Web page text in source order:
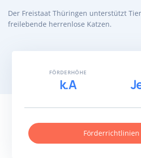
Der Freistaat Thüringen unterstützt
freilebende herrenlose Katzen.
FÖRDERHÖHE
k.A
Förderrichtlinien